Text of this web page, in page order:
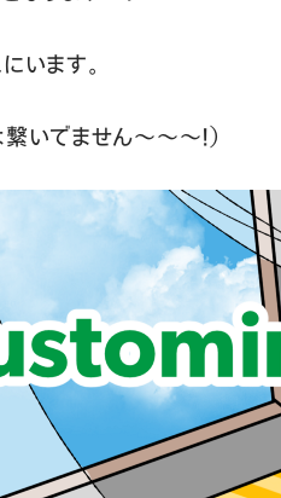
います。
いでません〜〜〜！）